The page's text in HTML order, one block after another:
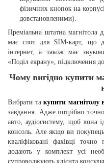
фізичних кнопок на
довстановленими).
Преміальна штатна магнітола
має слот для SIM-карт, що
інтернет, а також має
«Поділ екрану», підключення
Чому вигідно купити
Вибрати такупити
завдання. Адже потрібно
авто, аудіосистему, щоб вона
консоль. Але якщо ви
кваліфіковані фахівці
додають у комплект усі
супроводжують клієнта